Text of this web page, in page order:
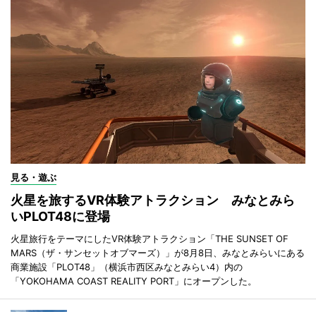
見る・遊ぶ
火星を旅するVR体験アトラクション みなとみら
いPLOT48に登場
火星旅行をテーマにしたVR体験アトラクション「THE SUNSET OF
MARS（ザ・サンセットオブマーズ）」が8月8日、みなとみらいにある
商業施設「PLOT48」（横浜市西区みなとみらい4）内の
「YOKOHAMA COAST REALITY PORT」にオープンした。